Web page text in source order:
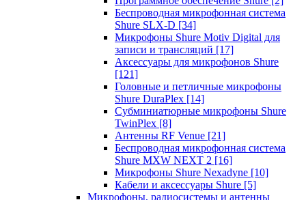
Беспроводная микрофонная система
Shure SLX-D [34]
Микрофоны Shure Motiv Digital для
записи и трансляций [17]
Аксессуары для микрофонов Shure
[121]
Головные и петличные микрофоны
Shure DuraPlex [14]
Субминиатюрные микрофоны Shure
TwinPlex [8]
Антенны RF Venue [21]
Беспроводная микрофонная система
Shure MXW NEXT 2 [16]
Микрофоны Shure Nexadyne [10]
Кабели и аксессуары Shure [5]
Микрофоны, радиосистемы и антенны